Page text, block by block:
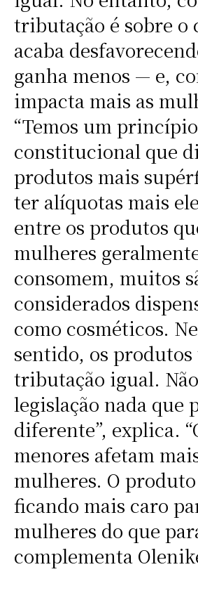
tributação é sobre o
acaba
ganha menos — e,
impacta mais as
“Temos um princípio
constitucional que
produtos mais
ter alíquotas mais
entre os produtos
mulheres
consomem, muitos
considerados
como cosméticos.
sentido, os produtos
tributação igual.
legislação nada que
diferente”, explica.
menores afetam
mulheres. O
ficando mais caro
mulheres do que
complementa